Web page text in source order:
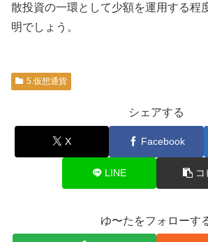
散投資の一環として少額を運用する程
明でしょう。
5.仮想通貨
シェアする
X Facebook
LINE コ
ゆ〜たをフォローす